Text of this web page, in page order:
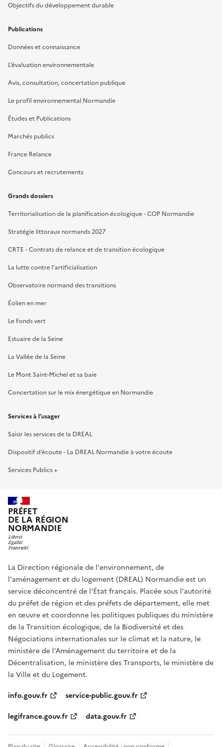
Objectifs du développement durable
Publications
Données et connaissance
L’évaluation environnementale
Avis, consultation, concertation publique
Le profil environnemental Normandie
Études et Publications
Marchés publics
France Relance
Concours et recrutements
Grands dossiers
Territorialisation de la planification écologique - COP Normandie
Stratégie littoraux normands 2027
CRTE - Contrats de relance et de transition écologique
La lutte contre l’artificialisation
Observatoire normand des transitions
Éolien en mer
Le Fonds vert
Estuaire de la Seine
La Vallée de la Seine
Le Mont Saint-Michel et sa baie
Concertation sur le mix énergétique en Normandie
Services à l’usager
Saisir les services de la DREAL
Dispositif d’écoute - La DREAL Normandie à votre écoute
Services Publics +
PRÉFET
DE LA RÉGION
NORMANDIE
La Direction régionale de l'environnement, de
l'aménagement et du logement (DREAL) Normandie est un
service déconcentré de l'État français. Placée sous l'autorité
du préfet de région et des préfets de département, elle met
en œuvre et coordonne les politiques publiques du ministère
de la Transition écologique, de la Biodiversité et des
Négociations internationales sur le climat et la nature, le
ministère de l’Aménagement du territoire et de la
Décentralisation, le ministère des Transports, le ministère de
la Ville et du Logement.
info.gouv.fr
service-public.gouv.fr
legifrance.gouv.fr
data.gouv.fr